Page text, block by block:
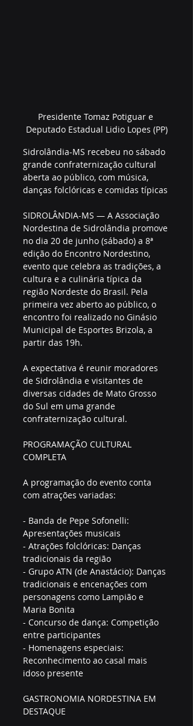
Presidente Tomaz Potiguar e
Deputado Estadual Lidio Lopes (PP)
Sidrolândia-MS recebeu no sábado
grande confraternização cultural
aberta ao público, com música,
danças folclóricas e comidas típicas
SIDROLÂNDIA-MS — A Associação
Nordestina de Sidrolândia promove
no dia 20 de junho (sábado) a 8ª
edição do Encontro Nordestino,
evento que celebra as tradições, a
cultura e a culinária típica da
região Nordeste do Brasil. Pela
primeira vez aberto ao público, o
encontro foi realizado no Ginásio
Municipal de Esportes Brizola, a
partir das 19h.
A expectativa é reunir moradores
de Sidrolândia e visitantes de
diversas cidades de Mato Grosso
do Sul em uma grande
confraternização cultural.
PROGRAMAÇÃO CULTURAL
COMPLETA
A programação do evento conta
com atrações variadas:
- Banda de Pepe Sofonelli:
Apresentações musicais
- Atrações folclóricas: Danças
tradicionais da região
- Grupo ATN (de Anastácio): Danças
tradicionais e encenações com
personagens como Lampião e
Maria Bonita
- Concurso de dança: Competição
entre participantes
- Homenagens especiais:
Reconhecimento ao casal mais
idoso presente
GASTRONOMIA NORDESTINA EM
DESTAQUE